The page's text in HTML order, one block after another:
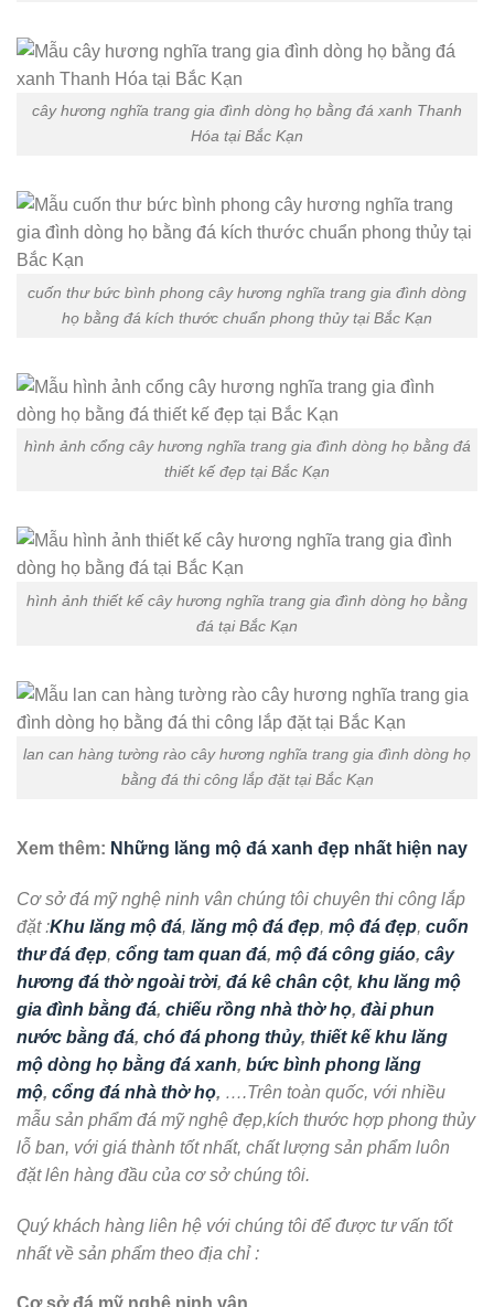
cây hương nghĩa trang gia đình dòng họ bằng đá xanh Thanh
Hóa tại Bắc Kạn
cuốn thư bức bình phong cây hương nghĩa trang gia đình dòng
họ bằng đá kích thước chuẩn phong thủy tại Bắc Kạn
hình ảnh cổng cây hương nghĩa trang gia đình dòng họ bằng đá
thiết kế đẹp tại Bắc Kạn
hình ảnh thiết kế cây hương nghĩa trang gia đình dòng họ bằng
đá tại Bắc Kạn
lan can hàng tường rào cây hương nghĩa trang gia đình dòng họ
bằng đá thi công lắp đặt tại Bắc Kạn
Xem thêm: Những lăng mộ đá xanh đẹp nhất hiện nay
Cơ sở đá mỹ nghệ ninh vân chúng tôi chuyên thi công lắp
đặt :Khu lăng mộ đá, lăng mộ đá đẹp, mộ đá đẹp, cuốn
thư đá đẹp, cổng tam quan đá, mộ đá công giáo, cây
hương đá thờ ngoài trời, đá kê chân cột, khu lăng mộ
gia đình bằng đá, chiếu rồng nhà thờ họ, đài phun
nước bằng đá, chó đá phong thủy, thiết kế khu lăng
mộ dòng họ bằng đá xanh, bức bình phong lăng
mộ, cổng đá nhà thờ họ, ….Trên toàn quốc, với nhiều
mẫu sản phẩm đá mỹ nghệ đẹp,kích thước hợp phong thủy
lỗ ban, với giá thành tốt nhất, chất lượng sản phẩm luôn
đặt lên hàng đầu của cơ sở chúng tôi.
Quý khách hàng liên hệ với chúng tôi để được tư vấn tốt
nhất về sản phẩm theo địa chỉ :